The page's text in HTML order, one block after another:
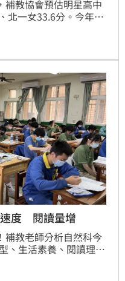
補教協會預估明星高中
北一女33.6分。今年試
強調跨科整合與閱讀
考生可善用免費落點分
福學子順利錄取理想學
速度 閱讀量增
補教老師分析自然科今
、生活素養、閱讀理解
文字敘述明顯增加，